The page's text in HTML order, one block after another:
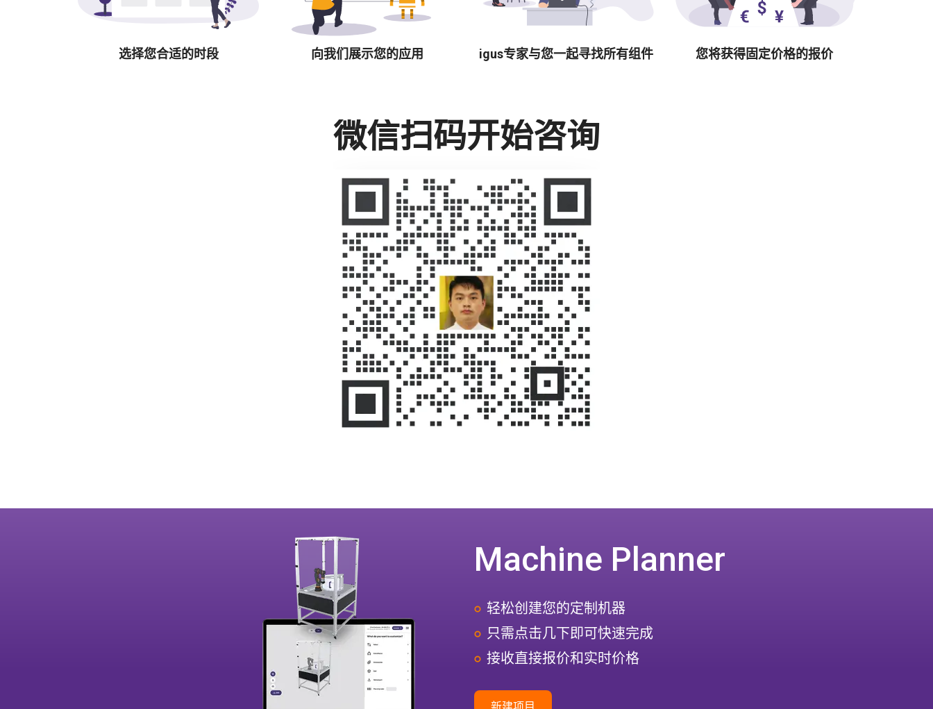
选择您合适的时段 向我们展示您的应用 igus专家与您一起寻找所有组件 您将获得固定价格的报价
微信扫码开始咨询
Machine Planner
轻松创建您的定制机器
只需点击几下即可快速完成
接收直接报价和实时价格
新建项目